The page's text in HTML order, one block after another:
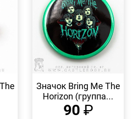
ПРОСМОТР
Значок Bring Me The
Horizon (группа...
90 ₽